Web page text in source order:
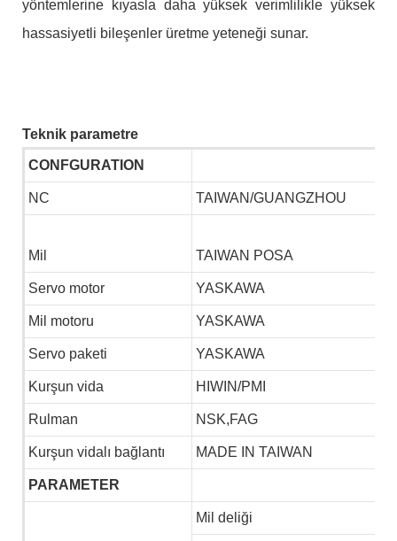
yöntemlerine kıyasla daha yüksek verimlilikle yüksek
hassasiyetli bileşenler üretme yeteneği sunar.
Teknik parametre
CONFGURATION
NC TAIWAN/GUANGZHOU
Mil TAIWAN POSA
Servo motor YASKAWA
Mil motoru YASKAWA
Servo paketi YASKAWA
Kurşun vida HIWIN/PMI
Rulman NSK,FAG
Kurşun vidalı bağlantı MADE IN TAIWAN
PARAMETER
Mil deliği